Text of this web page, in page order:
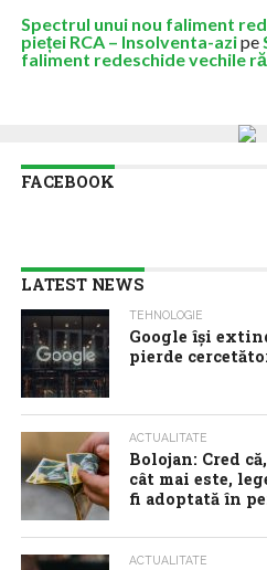
Spectrul unui nou faliment
pieței RCA – Insolventa-azipe
faliment redeschide vechile
FACEBOOK
LATEST NEWS
TEHNOLOGIE
Google îşi
pierde
ACTUALITATE
Bolojan: Cred
cât mai este,
fi adoptată în
ACTUALITATE